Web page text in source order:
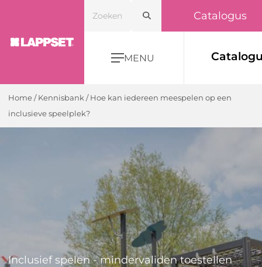
Catalogus
MENU
Home / Kennisbank / Hoe kan iedereen meespelen op een
inclusieve speelplek?
Inclusief spelen - mindervaliden toestellen